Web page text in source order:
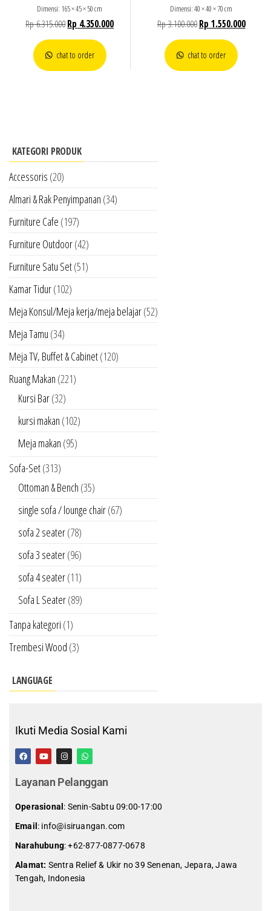
Dimensi: 165 × 45 × 50 cm
Rp6.315.000Rp 4.350.000
chat to order
Dimensi: 40 × 40 × 70 cm
Rp3.100.000 Rp 1.550.000
chat to order
KATEGORI PRODUK
Accessoris (20)
Almari & Rak Penyimpanan (34)
Furniture Cafe (197)
Furniture Outdoor(42)
Furniture Satu Set(51)
Kamar Tidur(102)
Meja Konsul/Meja kerja/meja belajar(52)
Meja Tamu (34)
Meja TV, Buffet & Cabinet(120)
Ruang Makan (221)
Kursi Bar(32)
kursi makan (102)
Meja makan (95)
Sofa-Set(313)
Ottoman & Bench (35)
single sofa / lounge chair(67)
sofa 2 seater(78)
sofa 3 seater(96)
sofa 4 seater(11)
Sofa L Seater(89)
Tanpa kategori (1)
Trembesi Wood (3)
LANGUAGE
Ikuti Media Sosial Kami
Layanan Pelanggan
Operasional : Senin-Sabtu 09:00-17:00
Email : info@isiruangan.com
Narahubung:+62-877-0877-0678
Alamat: Sentra Relief & Ukir no 39 Senenan, Jepara, Jawa
Tengah, Indonesia